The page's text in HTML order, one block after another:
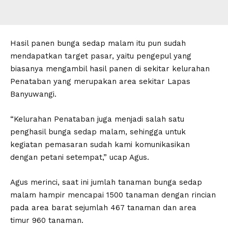
Hasil panen bunga sedap malam itu pun sudah
mendapatkan target pasar, yaitu pengepul yang
biasanya mengambil hasil panen di sekitar kelurahan
Penataban yang merupakan area sekitar Lapas
Banyuwangi.
“Kelurahan Penataban juga menjadi salah satu
penghasil bunga sedap malam, sehingga untuk
kegiatan pemasaran sudah kami komunikasikan
dengan petani setempat,” ucap Agus.
Agus merinci, saat ini jumlah tanaman bunga sedap
malam hampir mencapai 1500 tanaman dengan rincian
pada area barat sejumlah 467 tanaman dan area
timur 960 tanaman.